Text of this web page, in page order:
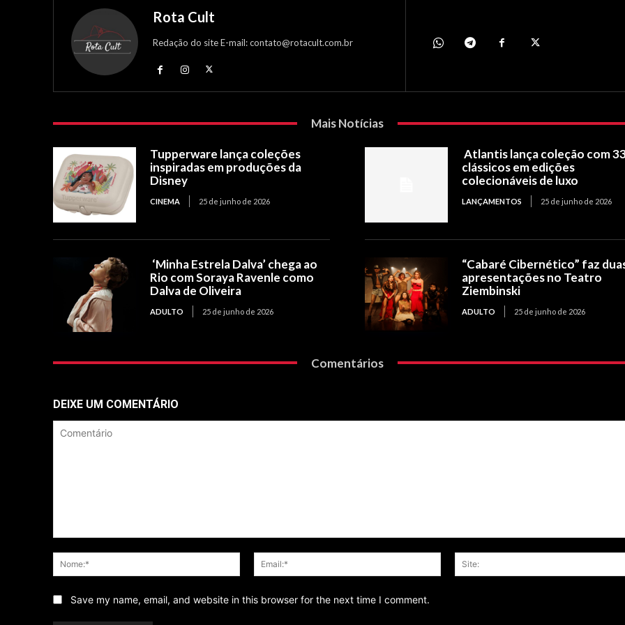
Rota Cult
Redação do site E-mail: contato@rotacult.com.br
Mais Notícias
Tupperware lança coleções
inspiradas em produções da
Disney
CINEMA 25 de junho de 2026
Atlantis lança coleção com
clássicos em edições
colecionáveis de luxo
LANÇAMENTOS 25 de junho de 2026
‘Minha Estrela Dalva’ chega ao
Rio com Soraya Ravenle como
Dalva de Oliveira
ADULTO 25 de junho de 2026
“Cabaré Cibernético” faz
apresentações no Teatro
Ziembinski
ADULTO 25 de junho de 2026
Comentários
DEIXE UM COMENTÁRIO
Nome:*
Email:*
Save my name, email, and website in this browser for the next time I comment.